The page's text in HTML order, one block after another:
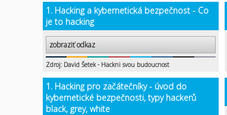
1. Hacking a kybernetická bezpečnost - Co
je to hacking
zobraziť odkaz
Zdroj: David Šetek - Hackni svou budoucnost
1. Hacking pro začátečníky - úvod do
kybernetické bezpečnosti, typy hackerů
black, grey, white